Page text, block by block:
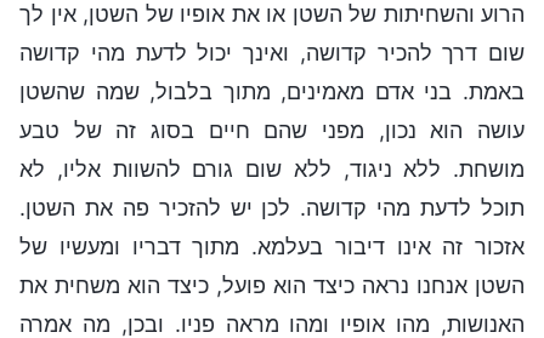
הרוע והשחיתות של השטן או את אופיו של השטן, אין לך
שום דרך להכיר קדושה, ואינך יכול לדעת מהי קדושה
באמת. בני אדם מאמינים, מתוך בלבול, שמה שהשטן
עושה הוא נכון, מפני שהם חיים בסוג זה של טבע
מושחת. ללא ניגוד, ללא שום גורם להשוות אליו, לא
תוכל לדעת מהי קדושה. לכן יש להזכיר פה את השטן.
אזכור זה אינו דיבור בעלמא. מתוך דבריו ומעשיו של
השטן אנחנו נראה כיצד הוא פועל, כיצד הוא משחית את
האנושות, מהו אופיו ומהו מראה פניו. ובכן, מה אמרה